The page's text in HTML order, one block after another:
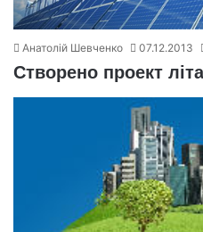
Анатолій Шевченко 07.12.2013
Створено проект